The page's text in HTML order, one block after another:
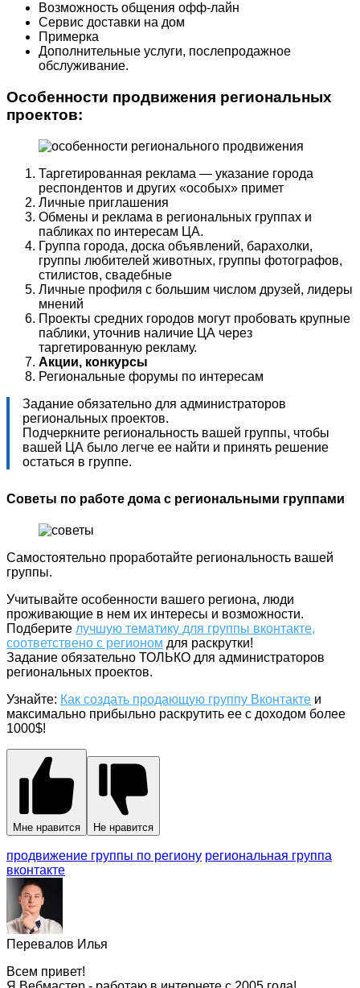
Возможность общения офф-лайн
Сервис доставки на дом
Примерка
Дополнительные услуги, послепродажное
обслуживание.
Особенности продвижения региональных
проектов:
Таргетированная реклама — указание города
респондентов и других «особых» примет
Личные приглашения
Обмены и реклама в региональных группах и
пабликах по интересам ЦА.
Группа города, доска объявлений, барахолки,
группы любителей животных, группы фотографов,
стилистов, свадебные
Личные профиля с большим числом друзей, лидеры
мнений
Проекты средних городов могут пробовать крупные
паблики, уточнив наличие ЦА через
таргетированную рекламу.
Акции, конкурсы
Региональные форумы по интересам
Задание обязательно для администраторов
региональных проектов.
Подчеркните региональность вашей группы, чтобы
вашей ЦА было легче ее найти и принять решение
остаться в группе.
Советы по работе дома с региональными группами
Самостоятельно проработайте региональность вашей
группы.
Учитывайте особенности вашего региона, люди
проживающие в нем их интересы и возможности.
Подберите лучшую тематику для группы вконтакте,
соответствено с регионом для раскрутки!
Задание обязательно ТОЛЬКО для администраторов
региональных проектов.
Узнайте: Как создать продающую группу Вконтакте и
максимально прибыльно раскрутить ее с доходом более
1000$!
Мне нравится Не нравится
продвижение группы по региону региональная группа
вконтакте
Перевалов Илья
Всем привет!